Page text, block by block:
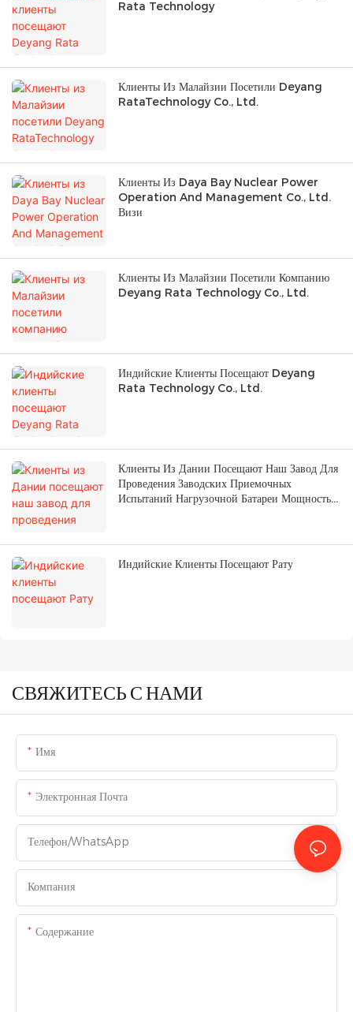
Rata Technology
Клиенты Из Малайзии Посетили Deyang
RataTechnology Co., Ltd.
Клиенты Из Daya Bay Nuclear Power
Operation And Management Co., Ltd.
Визи
Клиенты Из Малайзии Посетили Компанию
Deyang Rata Technology Co., Ltd.
Индийские Клиенты Посещают Deyang
Rata Technology Co., Ltd.
Клиенты Из Дании Посещают Наш Завод Для
Проведения Заводских Приемочных
Испытаний Нагрузочной Батареи Мощностью
Индийские Клиенты Посещают Рату
СВЯЖИТЕСЬ С НАМИ
Имя
Электронная Почта
Телефон/WhatsApp
Компания
Содержание